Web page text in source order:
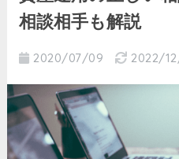
相談相手も解説
2020/07/09 2022/